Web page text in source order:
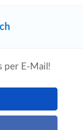
per E-Mail!